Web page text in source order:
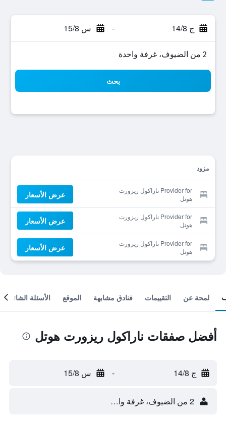
ج 14/8 - س 15/8
2 من الضيوف، غرفة واحدة
بحث
مزود
Provider for ناراكول ريزورت
هوتل
عرض الأسعار
Provider for ناراكول ريزورت
هوتل
عرض الأسعار
Provider for ناراكول ريزورت
هوتل
عرض الأسعار
لمحة عن التقييمات فنادق مشابهة الموقع الأسئلة الشائعة
أفضل صفقات ناراكول ريزورت هوتل
ج 14/8 - س 15/8
2 من الضيوف، غرفة واحدة